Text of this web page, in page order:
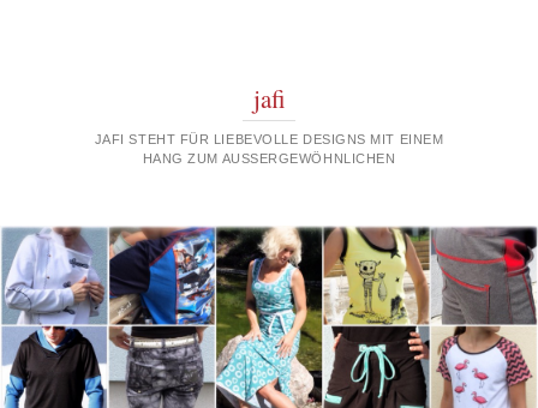
jafi
JAFI STEHT FÜR LIEBEVOLLE DESIGNS MIT EINEM
HANG ZUM AUSSERGEWÖHNLICHEN